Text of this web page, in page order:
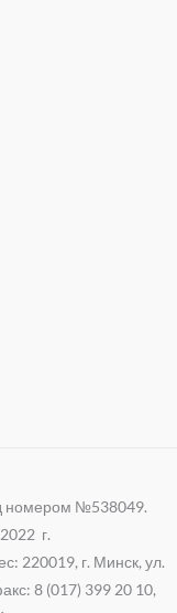
номером №538049.
г.
220019, г. Минск, ул.
8 (017) 399 20 10,